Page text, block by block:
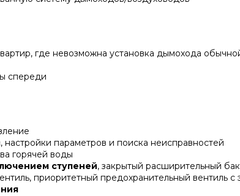
где невозможна установка дымохода
спереди
параметров и поиска неисправностей
горячей воды
ступеней, закрытый расширительный
приоритетный предохранительный вентиль